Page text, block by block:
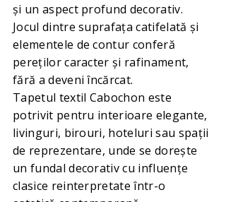
și un aspect profund decorativ.
Jocul dintre suprafața catifelată și
elementele de contur conferă
pereților caracter și rafinament,
fără a deveni încărcat.
Tapetul textil Cabochon este
potrivit pentru interioare elegante,
livinguri, birouri, hoteluri sau spații
de reprezentare, unde se dorește
un fundal decorativ cu influențe
clasice reinterpretate într-o